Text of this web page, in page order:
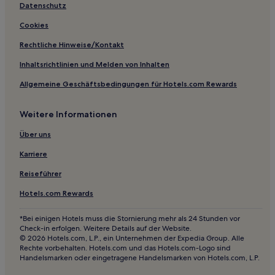
Hotels mit Wellnessbereich in Niagara Falls
Haustierfreundliche in Niagara Falls
Hotels mit Casino in Niagara Falls
Hotels mit Parkplatz in Niagara Falls
Shopping Mall
Günstige in St. Catharines
Hotels mit Parkplatz in Mississauga
Familien in Mississauga
Hotels mit Küchenzeile in Stoney Creek
Datenschutz
Cookies
Rechtliche Hinweise/Kontakt
Inhaltsrichtlinien und Melden von Inhalten
Allgemeine Geschäftsbedingungen für Hotels.com Rewards
Weitere Informationen
Über uns
Karriere
Reiseführer
Hotels.com Rewards
*Bei einigen Hotels muss die Stornierung mehr als 24 Stunden vor
Check-in erfolgen. Weitere Details auf der Website.
© 2026 Hotels.com, L.P., ein Unternehmen der Expedia Group. Alle
Rechte vorbehalten. Hotels.com und das Hotels.com-Logo sind
Handelsmarken oder eingetragene Handelsmarken von Hotels.com, L.P.